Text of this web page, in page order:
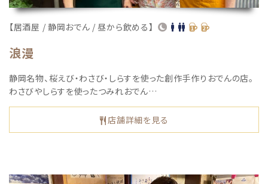
【居酒屋 / 静岡おでん / 昼から飲める】
浪漫
静岡名物、桜えび・わさび・しらすを使った創作手作りおでんの店。
わさびやしらすを使ったつみれおでん…
店舗詳細を見る